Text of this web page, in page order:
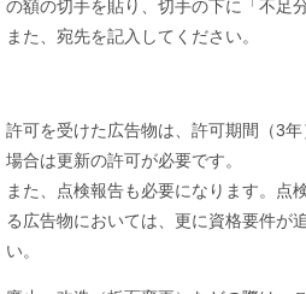
の額の切手を貼り、切手の下に「不足
また、宛先を記入してください。
許可を受けた広告物は、許可期間（3
場合は更新の許可が必要です。
また、点検報告も必要になります。点
る広告物においては、更に資格要件が
い。